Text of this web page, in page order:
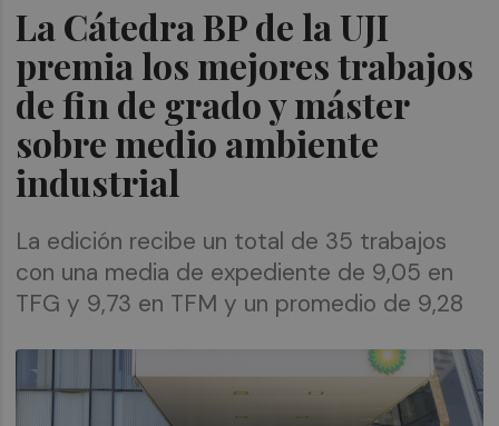
La Cátedra BP de la UJI
premia los mejores trabajos
de fin de grado y máster
sobre medio ambiente
industrial
La edición recibe un total de 35 trabajos
con una media de expediente de 9,05 en
TFG y 9,73 en TFM y un promedio de 9,28